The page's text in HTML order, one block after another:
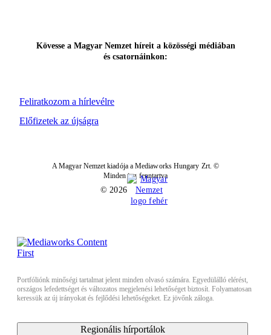
Feliratkozom a hírlevélre
Kövesse a Magyar Nemzet híreit a közösségi médiában
és csatornáinkon:
Előfizetek az újságra
A Magyar Nemzet kiadója a Mediaworks Hungary Zrt. ©
Minden jog fenntartva
© 2026
Portfóliónk minőségi tartalmat jelent minden olvasó számára. Egyedülálló elérést,
országos lefedettséget és változatos megjelenési lehetőséget biztosít. Folyamatosan
keressük az új irányokat és fejlődési lehetőségeket. Ez jövőnk záloga.
Regionális hírportálok